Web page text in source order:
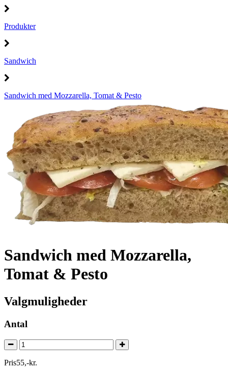
Produkter
Sandwich
Sandwich med Mozzarella, Tomat & Pesto
Sandwich med Mozzarella,
Tomat & Pesto
Valgmuligheder
Antal
Pris55,-kr.